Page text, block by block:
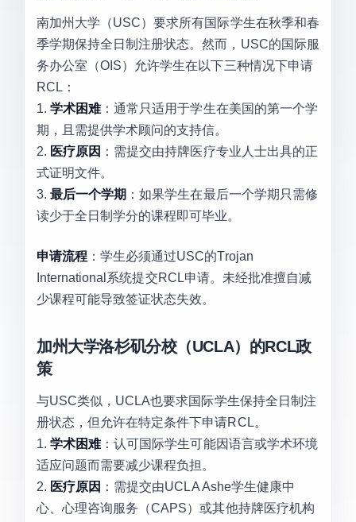
南加州大学（USC）要求所有国际学生在秋季和春
季学期保持全日制注册状态。然而，USC的国际服
务办公室（OIS）允许学生在以下三种情况下申请
RCL：
1.学术困难 ：通常只适用于学生在美国的第一个学
期，且需提供学术顾问的支持信。
2. 医疗原因 ：需提交由持牌医疗专业人士出具的正
式证明文件。
3.最后一个学期 ：如果学生在最后一个学期只需修
读少于全日制学分的课程即可毕业。
申请流程 ：学生必须通过USC的Trojan
International系统提交RCL申请。未经批准擅自减
少课程可能导致签证状态失效。
加州大学洛杉矶分校（UCLA）的RCL政
策
与USC类似，UCLA也要求国际学生保持全日制注
册状态，但允许在特定条件下申请RCL。
1.学术困难 ：认可国际学生可能因语言或学术环境
适应问题而需要减少课程负担。
2. 医疗原因 ：需提交由UCLA Ashe学生健康中
心、心理咨询服务（CAPS）或其他持牌医疗机构